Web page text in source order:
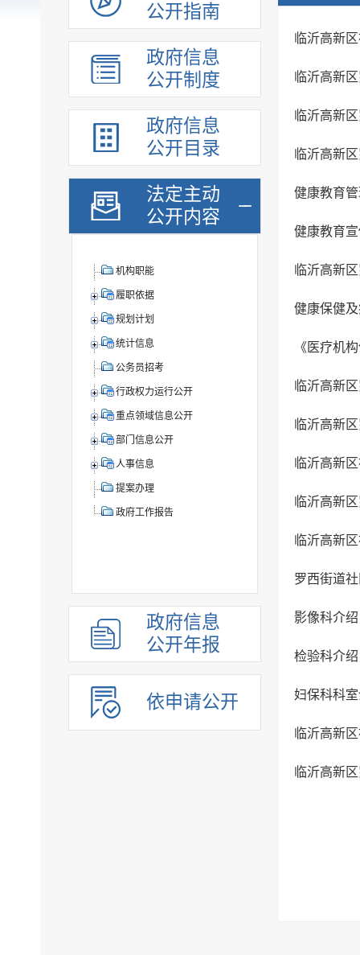
公开指南
政府信息
公开制度
政府信息
公开目录
法定主动
公开内容
机构职能
履职依据
规划计划
统计信息
公务员招考
行政权力运行公开
重点领域信息公开
部门信息公开
人事信息
提案办理
政府工作报告
政府信息
公开年报
依申请公开
临沂高新
临沂高新
临沂高新
临沂高新
健康教育
健康教育
临沂高新
健康保健
《医疗机
临沂高新
临沂高新
临沂高新
临沂高新
临沂高新
罗西街道
影像科介绍
检验科介绍
妇保科科
临沂高新
临沂高新